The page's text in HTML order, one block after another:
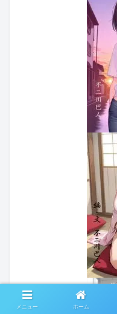
メニュー ホーム